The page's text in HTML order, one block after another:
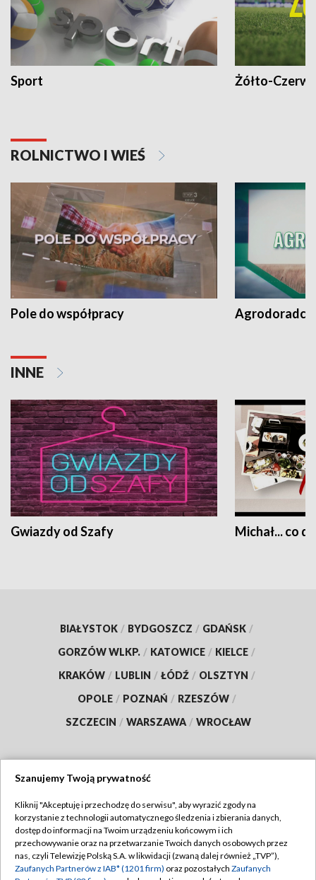
Sport Żółto-
ROLNICTWO I WIEŚ
Pole do współpracy Agrodoradcy
INNE
Gwiazdy od Szafy Michał... co
BIAŁYSTOK / BYDGOSZCZ / GDAŃSK /
GORZÓW WLKP. / KATOWICE / KIELCE /
KRAKÓW / LUBLIN / ŁÓDŹ / OLSZTYN /
OPOLE / POZNAŃ / RZESZÓW /
SZCZECIN / WARSZAWA / WROCŁAW
TVP
Abonament TVP
Emisja w TVP
Regulamin TVP
Polityka prywatności
Szanujemy Twoją prywatność
Kliknij "Akceptuję i przechodzę do serwisu", aby wyrazić zgody na
korzystanie z technologii automatycznego śledzenia i zbierania danych,
dostęp do informacji na Twoim urządzeniu końcowym i ich
przechowywanie oraz na przetwarzanie Twoich danych osobowych przez
nas, czyli Telewizję Polską S.A. w likwidacji (zwaną dalej również „TVP”),
Zaufanych Partnerów z IAB* (1201 firm) oraz pozostałych Zaufanych